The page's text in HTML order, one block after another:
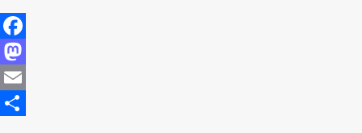
Facebook
Mastodon
Email